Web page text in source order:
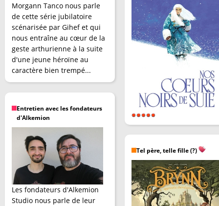
Morgann Tanco nous parle
de cette série jubilatoire
scénarisée par Gihef et qui
nous entraîne au cœur de la
geste arthurienne à la suite
d'une jeune héroïne au
caractère bien trempé...
Entretien avec les fondateurs
d'Alkemion
Les fondateurs d'Alkemion
Studio nous parle de leur
Tel père, telle fille (?)